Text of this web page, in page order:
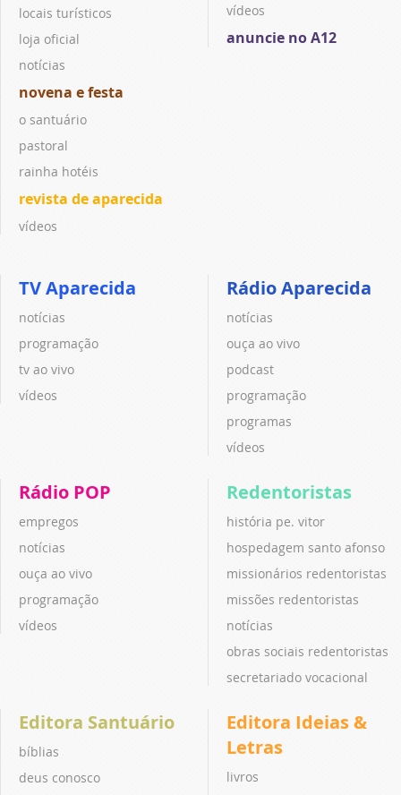
locais turísticos
loja oficial
notícias
novena e festa
o santuário
pastoral
rainha hotéis
revista de aparecida
vídeos
vídeos
anuncie no A12
TV Aparecida
notícias
programação
tv ao vivo
vídeos
Rádio Aparecida
notícias
ouça ao vivo
podcast
programação
programas
vídeos
Rádio POP
empregos
notícias
ouça ao vivo
programação
vídeos
Redentoristas
história pe. vitor
hospedagem santo afonso
missionários redentoristas
missões redentoristas
notícias
obras sociais redentoristas
secretariado vocacional
Editora Santuário
bíblias
deus conosco
Editora Ideias &
Letras
livros